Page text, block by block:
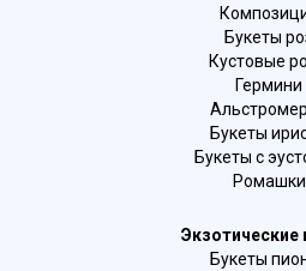
Букеты
Кустовые
Гермини
Букеты
Букеты с
Ромашки
Экзотические
Букеты